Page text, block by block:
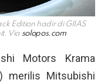
Edition hadir di GIIAS
Via solopos.com
Motors Krama
merilis Mitsubishi